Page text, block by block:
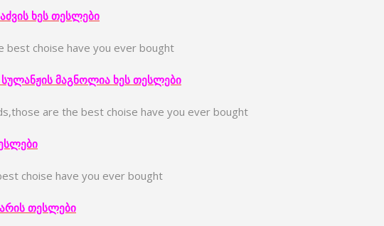
ხეს თესლები
best choise have you ever bought
სულანჟის მაგნოლია ხეს თესლები
are the best choise have you ever bought
choise have you ever bought
ს თესლები